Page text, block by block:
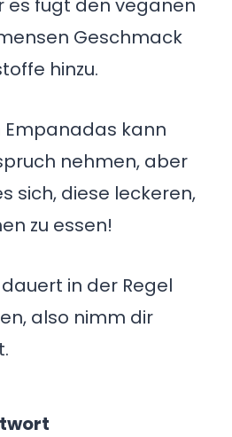
es fügt den veganen
Geschmack
hinzu.
Empanadas kann
nehmen, aber
sich, diese leckeren,
zu essen!
in der Regel
also nimm dir